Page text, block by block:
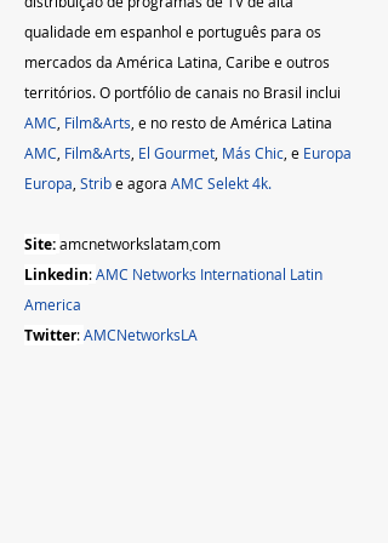
qualidade em espanhol e português para os
mercados da América Latina, Caribe e outros
territórios. O portfólio de canais no Brasil inclui
AMC Film&Arts , e no resto de América Latina
AMC Film&Arts El Gourmet Más Chic , e Europa
Europa Strib e agora AMC Selekt 4k.
Site: amcnetworkslatam܂com
Linkedin: AMC Networks International Latin
America
Twitter: AMCNetworksLA